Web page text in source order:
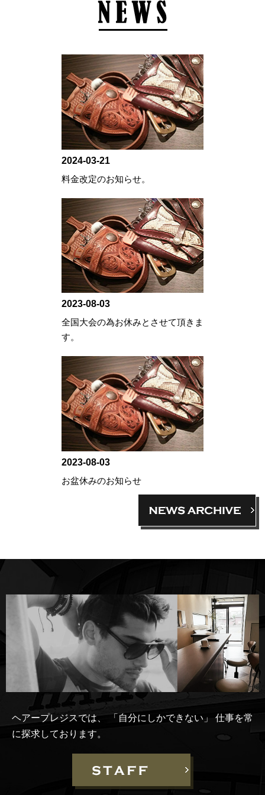
2024-03-21
料金改定のお知らせ。
2023-08-03
全国大会の為お休みとさせて頂きま
す。
2023-08-03
お盆休みのお知らせ
ヘアープレジスでは、「自分にしかできない」
仕事を常
に探求しております。